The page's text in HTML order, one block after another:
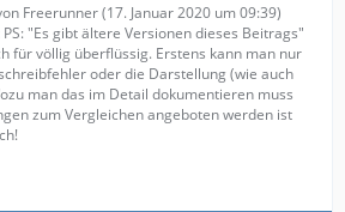
Freerunner (17. Januar 2020 um 09:39)
"Es gibt ältere Versionen dieses Beitrags"
für völlig überflüssig. Erstens kann man nur
oder die Darstellung (wie auch
man das im Detail dokumentieren muss
zum Vergleichen angeboten werden ist